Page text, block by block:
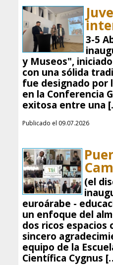
3-5
y Museos",
con una sólida
fue designado por
en la Conferencia
exitosa entre una
Publicado el 09.07.2026
(el
euroárabe -
un enfoque del
dos ricos espacios
sincero
equipo de la
Científica Cygnus